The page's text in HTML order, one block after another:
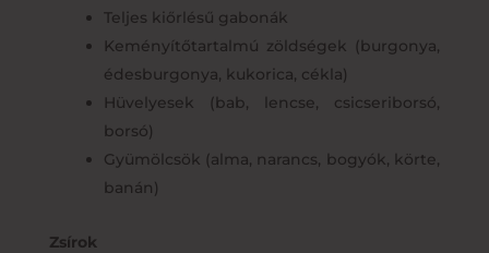
Teljes kiőrlésű gabonák
Keményítőtartalmú zöldségek (burgonya,
édesburgonya, kukorica, cékla)
Hüvelyesek (bab, lencse, csicseriborsó,
borsó)
Gyümölcsök (alma, narancs, bogyók, körte,
banán)
Zsírok